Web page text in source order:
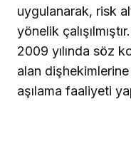
uygulanarak, risk
yönelik
2009 yılında söz
alan
aşılama faaliyeti